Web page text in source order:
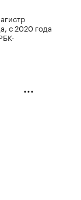
с 2020 года